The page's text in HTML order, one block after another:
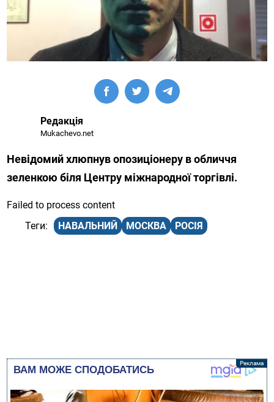
Редакція
Mukachevo.net
Невідомий хлюпнув опозиціонеру в обличчя
зеленкою біля Центру міжнародної торгівлі.
Failed to process content
НАВАЛЬНИЙ
МОСКВА РОСІЯ